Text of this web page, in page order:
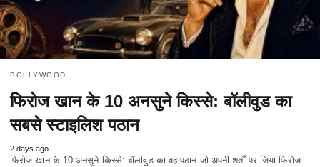
BOLLYWOOD
फिरोज खान के 10 अनसुने किस्से: बॉलीवुड का
सबसे स्टाइलिश पठान
2 days ago
फिरोज खान के 10 अनसुने किस्से: बॉलीवुड का वह पठान जो अपनी शर्तों पर जिया फिरोज